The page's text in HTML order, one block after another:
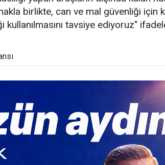
birlikte, can ve mal güvenliği için
kullanılmasını tavsiye ediyoruz"